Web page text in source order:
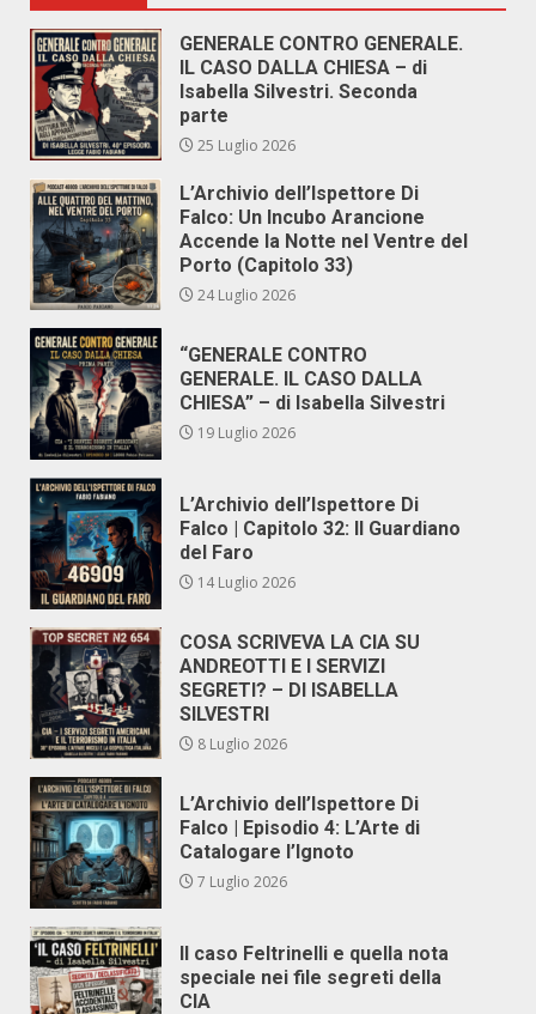
GENERALE CONTRO GENERALE.
IL CASO DALLA CHIESA – di
Isabella Silvestri. Seconda
parte
25 Luglio 2026
L’Archivio dell’Ispettore Di
Falco: Un Incubo Arancione
Accende la Notte nel Ventre del
Porto (Capitolo 33)
24 Luglio 2026
“GENERALE CONTRO
GENERALE. IL CASO DALLA
CHIESA” – di Isabella Silvestri
19 Luglio 2026
L’Archivio dell’Ispettore Di
Falco | Capitolo 32: Il Guardiano
del Faro
14 Luglio 2026
COSA SCRIVEVA LA CIA SU
ANDREOTTI E I SERVIZI
SEGRETI? – DI ISABELLA
SILVESTRI
8 Luglio 2026
L’Archivio dell’Ispettore Di
Falco | Episodio 4: L’Arte di
Catalogare l’Ignoto
7 Luglio 2026
Il caso Feltrinelli e quella nota
speciale nei file segreti della
CIA